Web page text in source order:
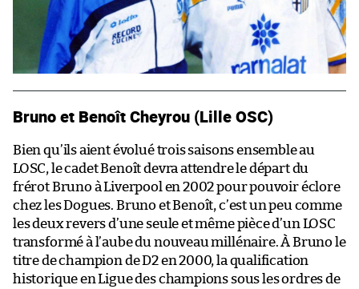
Bruno et Benoît Cheyrou (Lille OSC)
Bien qu’ils aient évolué trois saisons ensemble au
LOSC, le cadet Benoît devra attendre le départ du
frérot Bruno à Liverpool en 2002 pour pouvoir éclore
chez les Dogues. Bruno et Benoît, c’est un peu comme
les deux revers d’une seule et même pièce d’un LOSC
transformé à l’aube du nouveau millénaire. À Bruno le
titre de champion de D2 en 2000, la qualification
historique en Ligue des champions sous les ordres de